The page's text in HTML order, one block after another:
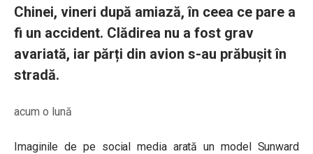
Chinei, vineri după amiază, în ceea ce pare a
fi un accident. Clădirea nu a fost grav
avariată, iar părți din avion s-au prăbușit în
stradă.
acum o lună
Imaginile de pe social media arată un model Sunward